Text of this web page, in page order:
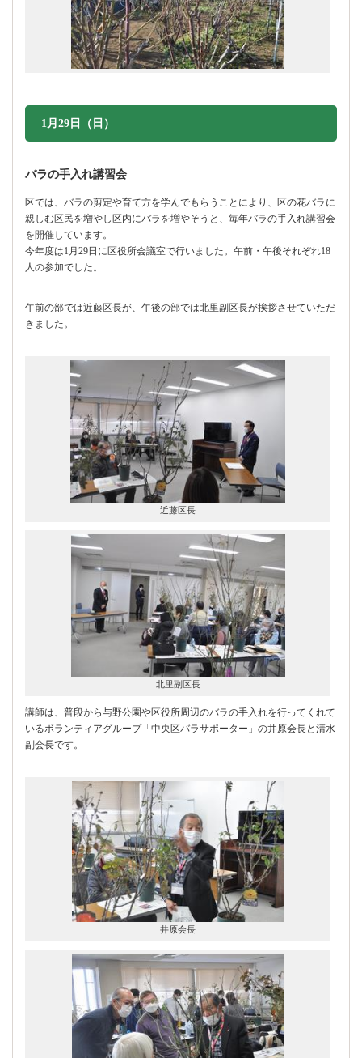
1月29日（日）
バラの手入れ講習会
区では、バラの剪定や育て方を学んでもらうことにより、区の花バラに
親しむ区民を増やし区内にバラを増やそうと、毎年バラの手入れ講習会
を開催しています。
今年度は1月29日に区役所会議室で行いました。午前・午後それぞれ18
人の参加でした。
午前の部では近藤区長が、午後の部では北里副区長が挨拶させていただ
きました。
近藤区長
北里副区長
講師は、普段から与野公園や区役所周辺のバラの手入れを行ってくれて
いるボランティアグループ「中央区バラサポーター」の井原会長と清水
副会長です。
井原会長